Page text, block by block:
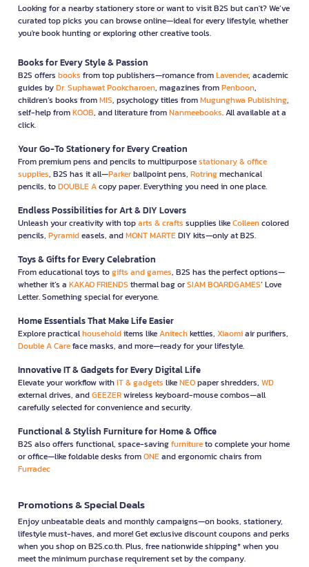
Looking for a nearby stationery store or want to visit B2S but can't? We’ve
curated top picks you can browse online—ideal for every lifestyle, whether
you're book hunting or exploring other creative tools.
Books for Every Style & Passion
B2S offers books from top publishers—romance fromLavender, academic
guides byDr. Suphawat Pookcharoen, magazines fromPenboon,
children’s books fromMIS, psychology titles fromMugunghwa Publishing,
self-help fromKOOB, and literature fromNanmeebooks. All available at a
click.
Your Go-To Stationery for Every Creation
From premium pens and pencils to multipurposestationary & office
supplies, B2S has it all—Parkerballpoint pens, Rotringmechanical
pencils, toDOUBLE Acopy paper. Everything you need in one place.
Endless Possibilities for Art & DIY Lovers
Unleash your creativity with toparts & crafts supplies likeColleencolored
pencils, Pyramideasels, andMONT MARTEDIY kits—only at B2S.
Toys & Gifts for Every Celebration
From educational toys togifts and games, B2S has the perfect options—
whether it’s a KAKAO FRIENDS thermal bag orSIAM BOARDGAMES’ Love
Letter. Something special for everyone.
Home Essentials That Make Life Easier
Explore practicalhouseholditems likeAnitechkettles, Xiaomiair purifiers,
Double A Careface masks, and more—ready for your lifestyle.
Innovative IT & Gadgets for Every Digital Life
Elevate your workflow withIT & gadgets likeNEOpaper shredders, WD
external drives, andGEEZERwireless keyboard-mouse combos—all
carefully selected for convenience and security.
Functional & Stylish Furniture for Home & Office
B2S also offers functional, space-savingfurnitureto complete your home
or office—like foldable desks fromONEand ergonomic chairs from
Furradec
Promotions & Special Deals
Enjoy unbeatable deals and monthly campaigns—on books, stationery,
lifestyle must-haves, and more! Get exclusive discount coupons and perks
when you shop on B2S.co.th. Plus, free nationwide shipping* when you
meet the minimum purchase requirement set by the company.